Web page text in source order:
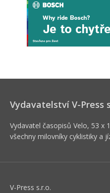
Vydavatelství V-Press
Vydavatel časopisů Velo, 53 x
všechny milovníky cyklistiky a
V-Press s.r.o.